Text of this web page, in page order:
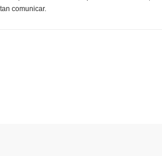
comunicar.